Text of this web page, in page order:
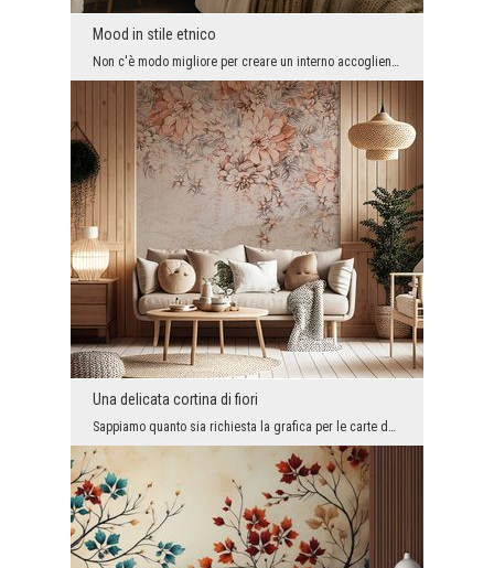
Mood in stile etnico
Non c'è modo migliore per creare un interno accogliente dove potersi rilassare beatamente che app...
Una delicata cortina di fiori
Sappiamo quanto sia richiesta la grafica per le carte da parati fotografiche che possono essere u...